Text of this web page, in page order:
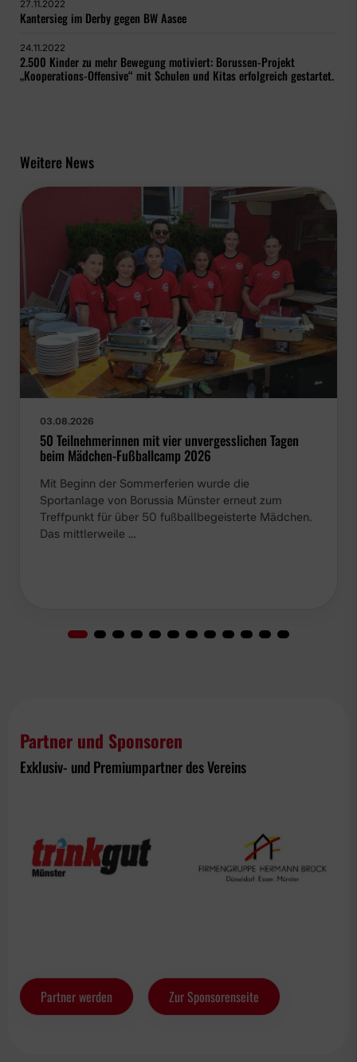
27.11.2022
Kantersieg im Derby gegen BW Aasee
24.11.2022
2.500 Kinder zu mehr Bewegung motiviert: Borussen-Projekt
„Kooperations-Offensive“ mit Schulen und Kitas erfolgreich gestartet.
Weitere News
03.08.2026
50 Teilnehmerinnen mit vier unvergesslichen Tagen
beim Mädchen-Fußballcamp 2026
Mit Beginn der Sommerferien wurde die Sportanlage
von Borussia Münster erneut zum Treffpunkt für über
50 fußballbegeisterte Mädchen. Das mittlerweile …
Partner und Sponsoren
Exklusiv- und Premiumpartner des Vereins
Partner werden Zur Sponsorenseite